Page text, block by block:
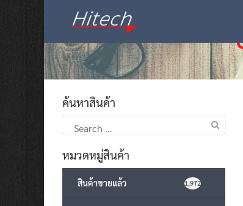
ค้นหาสินค้า
for:
หมวดหมู่สินค้า
สินค้าขายแล้ว 1,972